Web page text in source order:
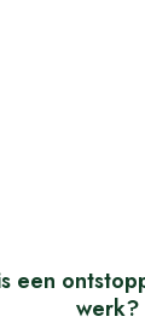
een
werk?